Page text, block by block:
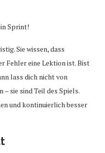
Sprint!
Sie wissen, dass
Fehler eine Lektion ist. Bist
lass dich nicht von
sie sind Teil des Spiels.
und kontinuierlich besser